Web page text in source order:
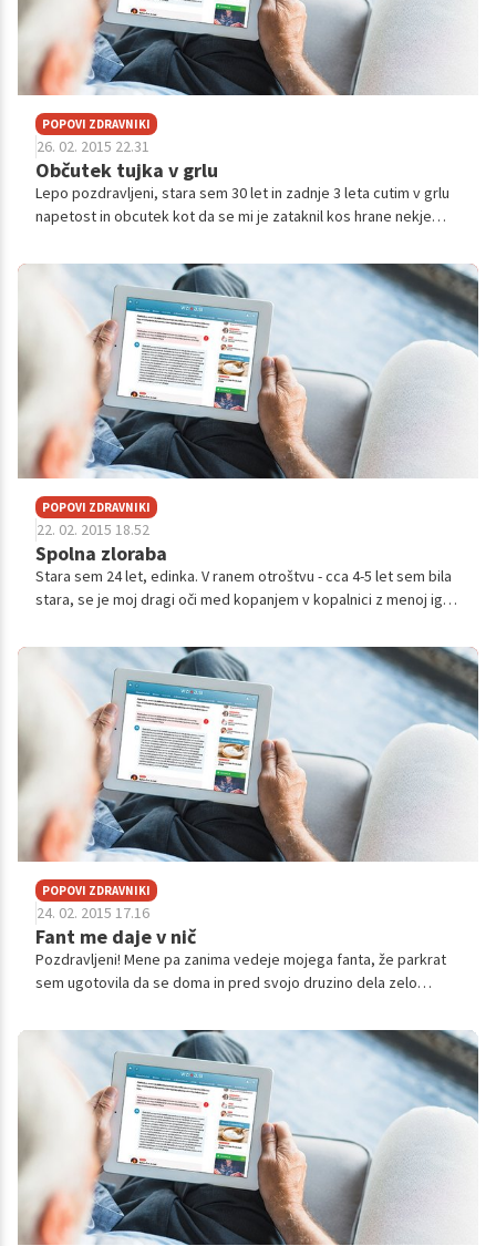
POPOVI ZDRAVNIKI
26. 02. 2015 22.31
Občutek tujka v grlu
Lepo pozdravljeni, stara sem 30 let in zadnje 3 leta cutim v grlu
napetost in obcutek kot da se mi je zataknil kos hrane nekje
bi resila ...
POPOVI ZDRAVNIKI
22. 02. 2015 18.52
Spolna zloraba
Stara sem 24 let, edinka. V ranem otroštvu - cca 4-5 let sem bila
stara, se je moj dragi oči med kopanjem v kopalnici z menoj igral
mu ...
POPOVI ZDRAVNIKI
24. 02. 2015 17.16
Fant me daje v nič
Pozdravljeni! Mene pa zanima vedeje mojega fanta, že parkrat
sem ugotovila da se doma in pred svojo druzino dela zelo
obrača moje besede sebi...